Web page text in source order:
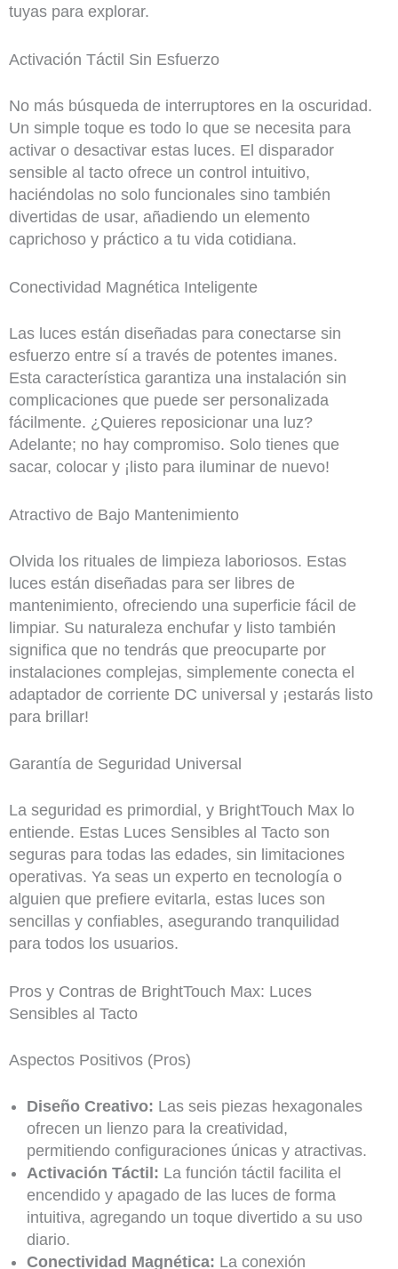
tuyas para explorar.
Activación Táctil Sin Esfuerzo
No más búsqueda de interruptores en la oscuridad.
Un simple toque es todo lo que se necesita para
activar o desactivar estas luces. El disparador
sensible al tacto ofrece un control intuitivo,
haciéndolas no solo funcionales sino también
divertidas de usar, añadiendo un elemento
caprichoso y práctico a tu vida cotidiana.
Conectividad Magnética Inteligente
Las luces están diseñadas para conectarse sin
esfuerzo entre sí a través de potentes imanes.
Esta característica garantiza una instalación sin
complicaciones que puede ser personalizada
fácilmente. ¿Quieres reposicionar una luz?
Adelante; no hay compromiso. Solo tienes que
sacar, colocar y ¡listo para iluminar de nuevo!
Atractivo de Bajo Mantenimiento
Olvida los rituales de limpieza laboriosos. Estas
luces están diseñadas para ser libres de
mantenimiento, ofreciendo una superficie fácil de
limpiar. Su naturaleza enchufar y listo también
significa que no tendrás que preocuparte por
instalaciones complejas, simplemente conecta el
adaptador de corriente DC universal y ¡estarás listo
para brillar!
Garantía de Seguridad Universal
La seguridad es primordial, y BrightTouch Max lo
entiende. Estas Luces Sensibles al Tacto son
seguras para todas las edades, sin limitaciones
operativas. Ya seas un experto en tecnología o
alguien que prefiere evitarla, estas luces son
sencillas y confiables, asegurando tranquilidad
para todos los usuarios.
Pros y Contras de BrightTouch Max: Luces
Sensibles al Tacto
Aspectos Positivos (Pros)
Diseño Creativo: Las seis piezas hexagonales
ofrecen un lienzo para la creatividad,
permitiendo configuraciones únicas y atractivas.
Activación Táctil: La función táctil facilita el
encendido y apagado de las luces de forma
intuitiva, agregando un toque divertido a su uso
diario.
Conectividad Magnética: La conexión